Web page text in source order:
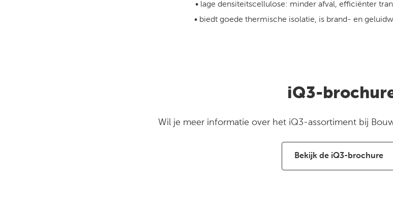
• lage densiteitscellulose: minder afval, efficiënter
• biedt goede thermische isolatie, is brand- en
iQ3-
Wil je meer informatie over het iQ3-assortiment bij
Bekijk de iQ3-brochure